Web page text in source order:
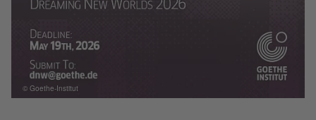
© Goethe-Institut